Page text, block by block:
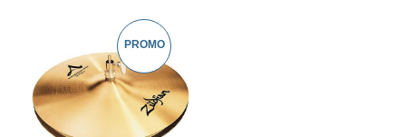
PROMO